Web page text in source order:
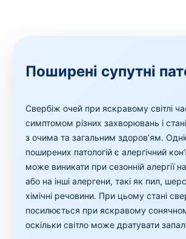
Поширені супутні
Свербіж очей при яскравому світлі
симптомом різних захворювань і
з очима та загальним здоров’ям.
поширених патологій є алергічний
може виникати при сезонній алергії
або на інші алергени, такі як пил,
хімічні речовини. При цьому стані
посилюється при яскравому
оскільки світло може дратувати